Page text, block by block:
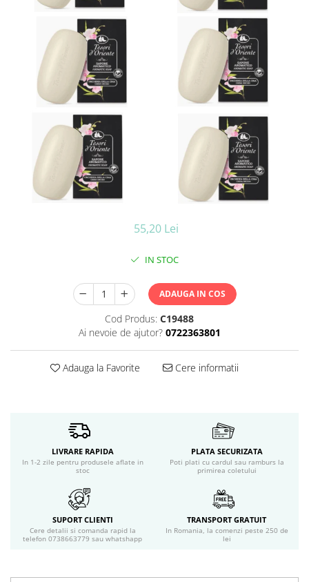
Ceara de par si gel
Cosmetice profesionale
Sampon de par
Tratamente si masca de par
Vopsea de par si oxidant
Hair styling
Balsam de par
Ingrijire corp
Deodorante si antiperspirante
Produse pentru epilare
Produse pentru protectie solara
Accesorii ingrijire corp
Produse stilizare sprancene
Aplicatoare si pensule machiaj
Accesorii machiaj
Periute de dinti
Pasta de dinti
Apa de gura
55,20 Lei
IN STOC
ADAUGA IN COS
Cod Produs: C19488
Ai nevoie de ajutor? 0722363801
Adauga la Favorite Cere informatii
LIVRARE RAPIDA
In 1-2 zile pentru produsele aflate in
stoc
PLATA SECURIZATA
Poti plati cu cardul sau ramburs la
primirea coletului
SUPORT CLIENTI
Cere detalii si comanda rapid la
telefon 0738663779 sau whatshapp
TRANSPORT GRATUIT
In Romania, la comenzi peste 250 de
lei